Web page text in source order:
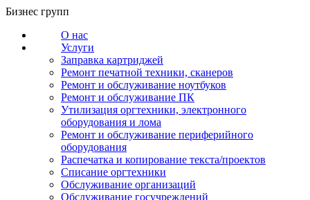
Перейти
содержанию
Бизнес групп
О нас
Услуги
Заправка картриджей
Ремонт печатной техники, сканеров
Ремонт и обслуживание ноутбуков
Ремонт и обслуживание ПК
Утилизация оргтехники, электронного
оборудования и лома
Ремонт и обслуживание периферийного
оборудования
Распечатка и копирование текста/проектов
Списание оргтехники
Обслуживание организаций
Обслуживание госучреждений